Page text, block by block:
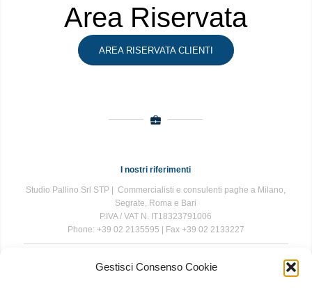
Gestisci Consenso Cookie
Area Riservata
AREA RISERVATA CLIENTI
I nostri riferimenti
Studio Pallino Srl STP | Commercialisti e consulenti paghe a Milano,
Segrate, Roma e Bari
P.IVA / VAT N. IT18323791006
Phone: +39 02 2135595 | Fax +39 02 2133227
The information contained in this website is for general information